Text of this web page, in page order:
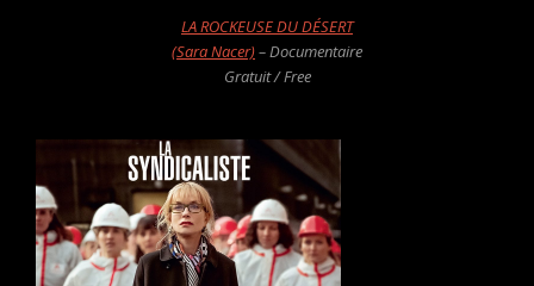
LA ROCKEUSE DU DÉSERT
(Sara Nacer)– Documentaire
Gratuit / Free